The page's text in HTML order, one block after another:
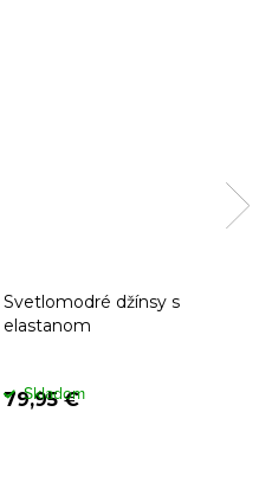
Svetlomodré džínsy s
elastanom
79,95 €
Skladom